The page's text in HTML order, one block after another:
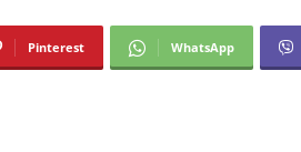
Pinterest WhatsApp